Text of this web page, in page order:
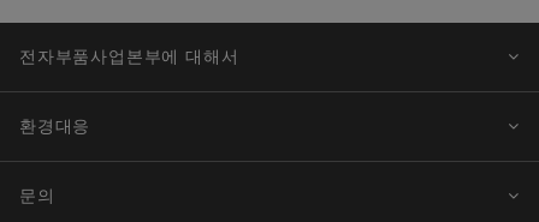
전자부품사업본부에 대해서
환경대응
문의